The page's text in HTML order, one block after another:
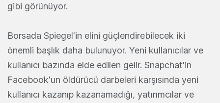
gibi görünüyor.
Borsada Spiegel'in elini güçlendirebilecek iki
önemli başlık daha bulunuyor. Yeni kullanıcılar ve
kullanıcı bazında elde edilen gelir. Snapchat'in
Facebook'un öldürücü darbeleri karşısında yeni
kullanıcı kazanıp kazanamadığı, yatırımcılar ve